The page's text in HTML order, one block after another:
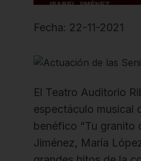
Fecha: 22-11-2021
El Teatro Auditorio
espectáculo musical
benéfico “Tu granito
Jiménez, María